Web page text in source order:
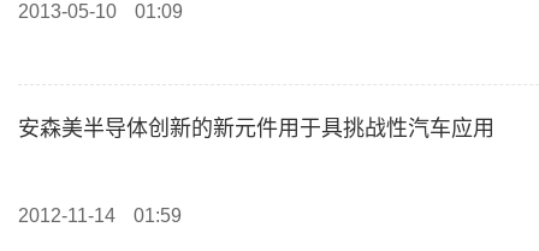
2013-05-10 01:09
安森美半导体创新的新元件用于具挑战性汽车应用
2012-11-14 01:59